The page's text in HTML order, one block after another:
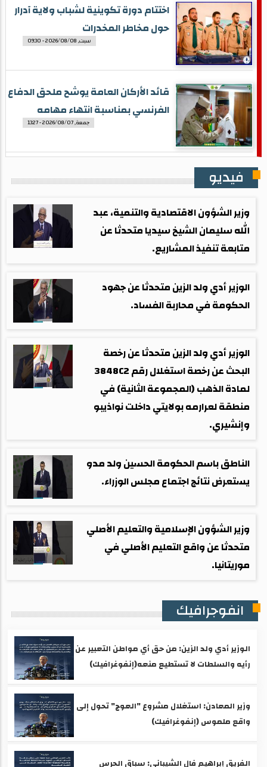
اختتام دورة تكوينية لشباب ولاية آدرار
حول مخاطر المخدرات
سبت, 2026/08/08 - 09:30
قائد الأركان العامة يوشح ملحق الدفاع
الفرنسي بمناسبة انتهاء مهامه
جمعة, 2026/08/07 - 13:27
فيديو
وزير الشؤون الاقتصادية والتنمية، عبد
الله سليمان الشيخ سيديا متحدثا عن
متابعة تنفيذ المشاريع.
الوزير أدي ولد الزين متحدثا عن جهود
الحكومة في محاربة الفساد.
الوزير أدي ولد الزين متحدثا عن رخصة
البحث عن رخصة استغلال رقم 3848C2
لمادة الذهب (المجموعة الثانية) في
منطقة لعرارمه بولايتي داخلت نواذيبو
وإنشيري.
الناطق باسم الحكومة الحسين ولد مدو
يستعرض نتائج اجتماع مجلس الوزراء.
وزير الشؤون الإسلامية والتعليم الأصلي
متحدثا عن واقع التعليم الأصلي في
موريتانيا.
انفوجرافيك
الوزير أدي ولد الزين: من حق أي مواطن التعبير عن
رأيه والسلطات لا تستطيع منعه(إنفوغرافيك)
وزير المعادن: استغلال مشروع "العوج" تحول إلى
واقع ملموس (إنفوغرافيك)
الفريق إبراهيم فال الشيباني: سباق الحرس